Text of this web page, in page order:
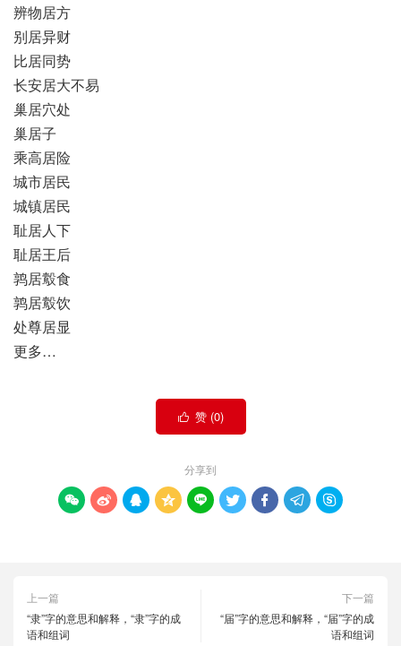
辨物居方
别居异财
比居同势
长安居大不易
巢居穴处
巢居子
乘高居险
城市居民
城镇居民
耻居人下
耻居王后
鹑居鷇食
鹑居鷇饮
处尊居显
更多…
 赞 (0)
分享到
        
上一篇
“隶”字的意思和解释，“隶”字的成
语和组词
下一篇
“届”字的意思和解释，“届”字的成
语和组词